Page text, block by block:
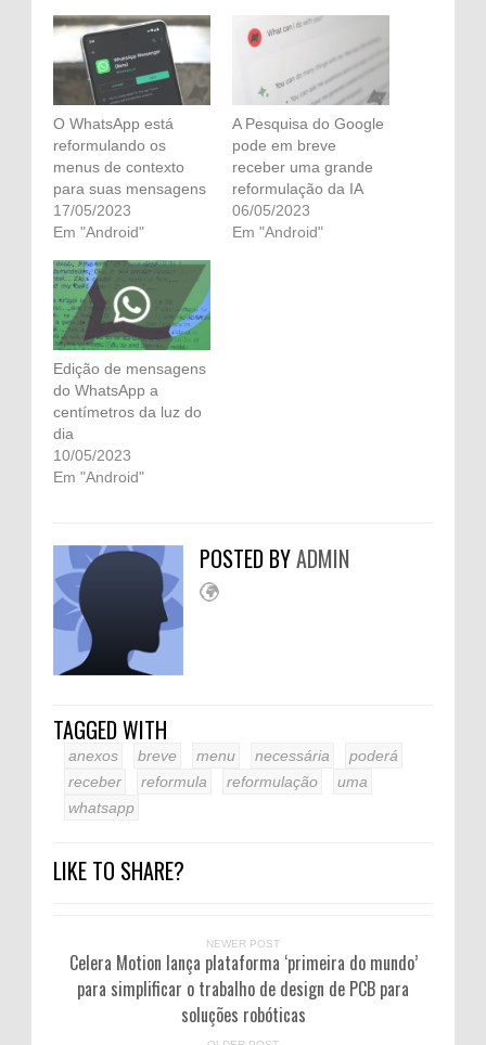
O WhatsApp está
reformulando os
menus de contexto
para suas mensagens
17/05/2023
Em "Android"
A Pesquisa do Google
pode em breve
receber uma grande
reformulação da IA
06/05/2023
Em "Android"
Edição de mensagens
do WhatsApp a
centímetros da luz do
dia
10/05/2023
Em "Android"
POSTED BYADMIN
TAGGED WITH
anexos breve menu necessária
poderá
receber
reformula reformulação
uma
whatsapp
LIKE TO SHARE?
NEWER POST
Celera Motion lança plataforma ‘primeira do mundo’
para simplificar o trabalho de design de PCB para
soluções robóticas